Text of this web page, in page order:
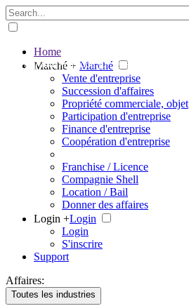
The big marketplace for business
Home
Marché + Marché
Vente d'entreprise
Succession d'affaires
Propriété commerciale, objet
Participation d'entreprise
Finance d'entreprise
Coopération d'entreprise
Franchise / Licence
Compagnie Shell
Location / Bail
Donner des affaires
Login +Login
Login
S'inscrire
Support
Affaires:
Toutes les industries